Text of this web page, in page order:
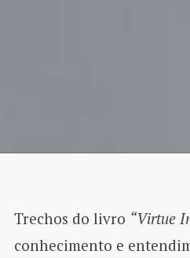
Trechos do livro “Virtue
conhecimento e